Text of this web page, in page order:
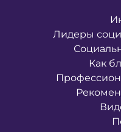
Лидеры
Как